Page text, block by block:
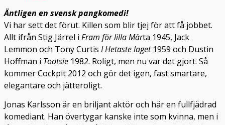
Äntligen en svensk pangkomedi!
Vi har sett det förut. Killen som blir tjej för att få jobbet.
Allt ifrån Stig Järrel i Fram för lilla Märta 1945, Jack
Lemmon och Tony Curtis I Hetaste laget1959 och Dustin
Hoffman i Tootsie 1982. Roligt, men nu var det gjort. Så
kommer Cockpit 2012 och gör det igen, fast smartare,
elegantare och jätteroligt.
Jonas Karlsson är en briljant aktör och här en fullfjädrad
komediant. Han övertygar kanske inte som kvinna, men i